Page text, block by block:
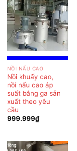
NỒI NẤU CAO
Nồi khuấy cao,
nồi nấu cao áp
suất bằng ga sản
xuất theo yêu
cầu
999.999₫